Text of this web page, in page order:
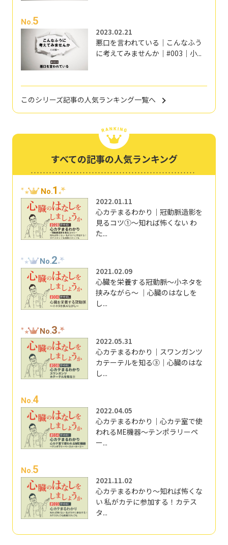
No.5
2023.02.21
悪口を言われている｜こんなふう
に考えてみませんか｜#003｜小...
このシリーズ記事の人気ランキング一覧へ
すべての記事の人気ランキング
No.1
2022.01.11
心カテまるわかり｜冠動脈造影を
見るコツ①～知れば怖くない わ
た...
No.2
2021.02.09
心臓を栄養する冠動脈～小ネタを
挟みながら～ ｜心臓のはなしを
し...
No.3
2022.05.31
心カテまるわかり｜スワンガンツ
カテーテルを知る③｜心臓のはな
し...
No.4
2022.04.05
心カテまるわかり｜心カテ室で使
われるME機器～テンポラリーペ
ー...
No.5
2021.11.02
心カテまるわかり～知れば怖くな
い 私がカテに参加する！カテス
タ...